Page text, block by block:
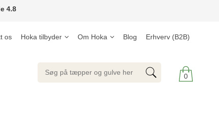
4.8
os Hoka tilbyder Om Hoka Blog Erhverv (B2B)
0